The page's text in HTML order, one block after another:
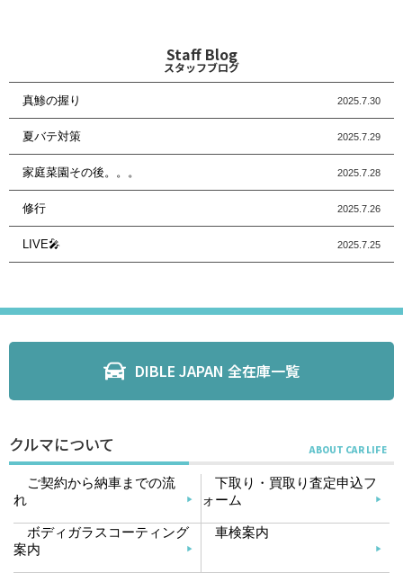
Staff Blog
スタッフブログ
真鯵の握り 2025.7.30
夏バテ対策 2025.7.29
家庭菜園その後。。。 2025.7.28
修行 2025.7.26
LIVE🎤 2025.7.25
DIBLE JAPAN 全在庫一覧
クルマについて
ご契約から納車までの流
れ
下取り・買取り査定申込フ
ォーム
ボディガラスコーティング
案内
車検案内